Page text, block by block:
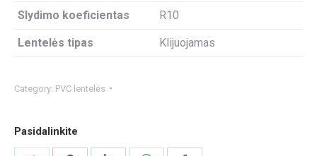
Slydimo koeficientas R10
Lentelės tipas Klijuojamas
Category: PVC lentelės
Pasidalinkite